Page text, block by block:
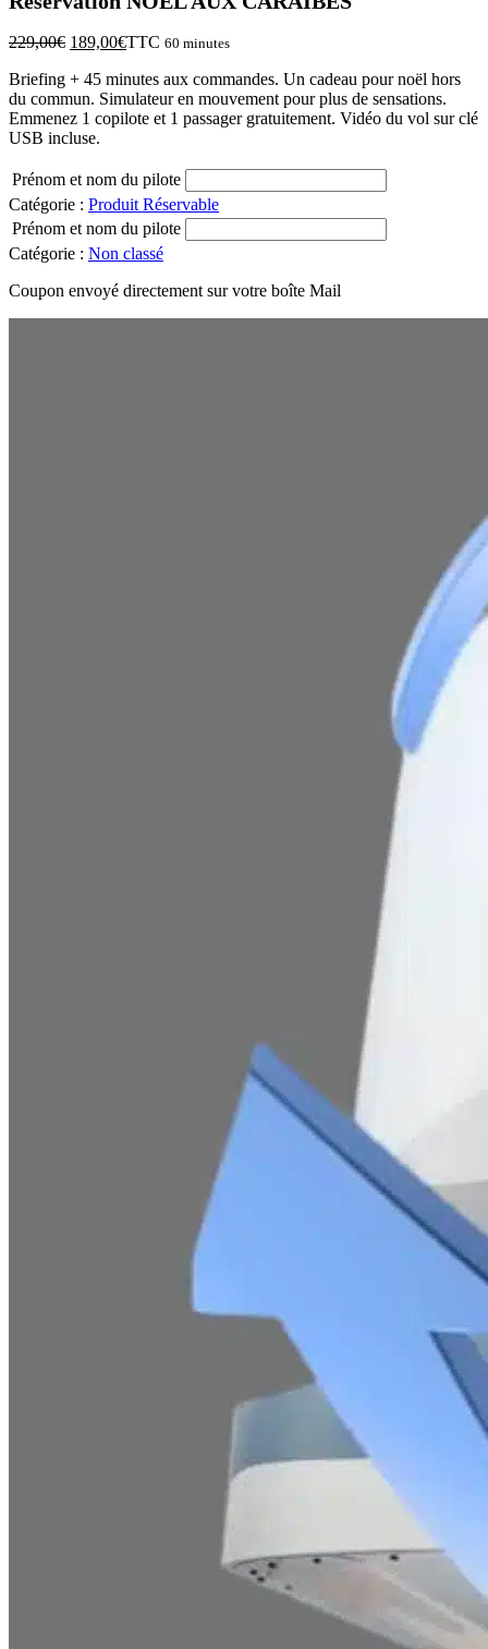
229,00€ Le
initial
était :
229,00€.
189,00€Le
actuel
est :
189,00€.
TTC 60 minutes
Briefing + 45 minutes aux commandes. Un cadeau pour noël hors
du commun. Simulateur en mouvement pour plus de sensations.
Emmenez 1 copilote et 1 passager gratuitement. Vidéo du vol sur clé
USB incluse.
Prénom et nom du pilote
Catégorie : Produit Réservable
Prénom et nom du pilote
Catégorie : Non classé
Coupon envoyé directement sur votre boîte Mail